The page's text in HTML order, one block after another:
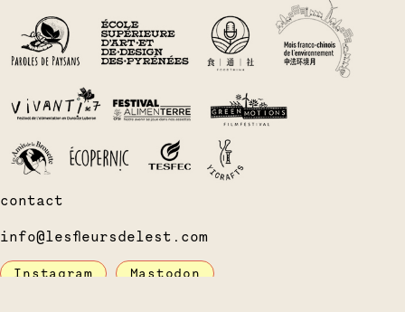
contact
info@lesfleursdelest.com
Instagram Mastodon